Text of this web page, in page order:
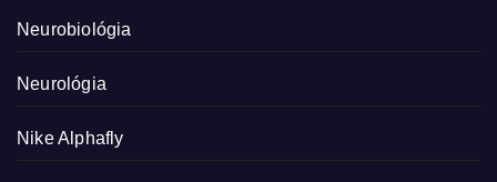
Neurobiológia
Neurológia
Nike Alphafly